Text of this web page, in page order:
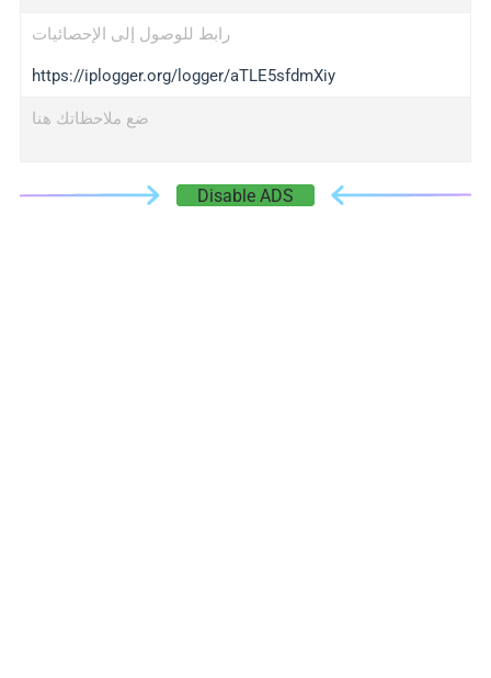
رابط للوصول إلى الإحصائيات
https://iplogger.org/logger/aTLE5sfdmXiy
ضع ملاحظاتك هنا
Disable ADS